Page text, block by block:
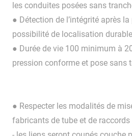
les conduites posées sans
● Détection de l’intégrité après
possibilité de localisation
● Durée de vie 100 minimum à
pression conforme et pose sans
● Respecter les modalités de
fabricants de tube et de raccords